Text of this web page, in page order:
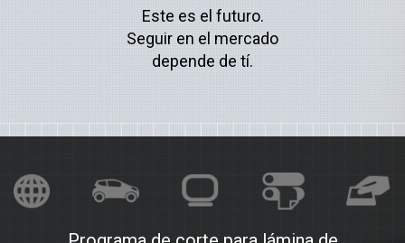
Este es el futuro.
Seguir en el mercado
depende de tí.